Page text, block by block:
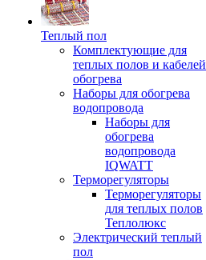
Теплый пол
Комплектующие для
теплых полов и кабелей
обогрева
Наборы для обогрева
водопровода
Наборы для
обогрева
водопровода
IQWATT
Терморегуляторы
Терморегуляторы
для теплых полов
Теплолюкс
Электрический теплый
пол